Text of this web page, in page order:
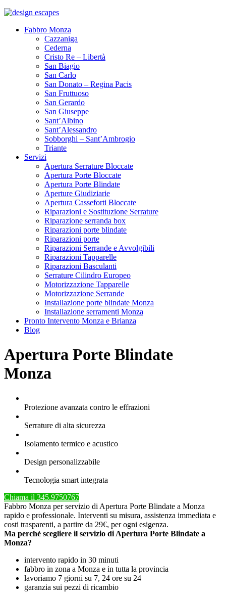
Fabbro Monza
Cazzaniga
Cederna
Cristo Re – Libertà
San Biagio
San Carlo
San Donato – Regina Pacis
San Fruttuoso
San Gerardo
San Giuseppe
Sant’Albino
Sant’Alessandro
Sobborghi – Sant’Ambrogio
Triante
Servizi
Apertura Serrature Bloccate
Apertura Porte Bloccate
Apertura Porte Blindate
Aperture Giudiziarie
Apertura Casseforti Bloccate
Riparazioni e Sostituzione Serrature
Riparazione serranda box
Riparazioni porte blindate
Riparazioni porte
Riparazioni Serrande e Avvolgibili
Riparazioni Tapparelle
Riparazioni Basculanti
Serrature Cilindro Europeo
Motorizzazione Tapparelle
Motorizzazione Serrande
Installazione porte blindate Monza
Installazione serramenti Monza
Pronto Intervento Monza e Brianza
Blog
Apertura Porte Blindate
Monza
Protezione avanzata contro le effrazioni
Serrature di alta sicurezza
Isolamento termico e acustico
Design personalizzabile
Tecnologia smart integrata
Chiama il 345.9750767
Fabbro Monza per servizio di Apertura Porte Blindate a Monza
rapido e professionale. Interventi su misura, assistenza immediata e
costi trasparenti, a partire da 29€, per ogni esigenza.
Ma perchè scegliere il servizio di Apertura Porte Blindate a
Monza?
intervento rapido in 30 minuti
fabbro in zona a Monza e in tutta la provincia
lavoriamo 7 giorni su 7, 24 ore su 24
garanzia sui pezzi di ricambio